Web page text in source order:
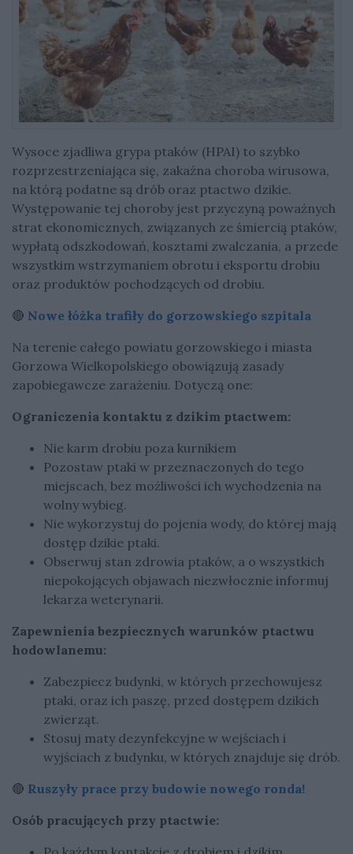
Wysoce zjadliwa grypa ptaków (HPAI) to szybko
rozprzestrzeniająca się, zakaźna choroba wirusowa,
na którą podatne są drób oraz ptactwo dzikie.
Występowanie tej choroby jest przyczyną poważnych
strat ekonomicznych, związanych ze śmiercią ptaków,
wypłatą odszkodowań, kosztami zwalczania, a przede
wszystkim wstrzymaniem obrotu i eksportu drobiu
oraz produktów pochodzących od drobiu.
🔴 Nowe łóżka trafiły do gorzowskiego szpitala
Na terenie całego powiatu gorzowskiego i miasta
Gorzowa Wielkopolskiego obowiązują zasady
zapobiegawcze zarażeniu. Dotyczą one:
Ograniczenia kontaktu z dzikim ptactwem:
Nie karm drobiu poza kurnikiem
Pozostaw ptaki w przeznaczonych do tego
miejscach, bez możliwości ich wychodzenia na
wolny wybieg.
Nie wykorzystuj do pojenia wody, do której mają
dostęp dzikie ptaki.
Obserwuj stan zdrowia ptaków, a o wszystkich
niepokojących objawach niezwłocznie informuj
lekarza weterynarii.
Zapewnienia bezpiecznych warunków ptactwu
hodowlanemu:
Zabezpiecz budynki, w których przechowujesz
ptaki, oraz ich paszę, przed dostępem dzikich
zwierząt.
Stosuj maty dezynfekcyjne w wejściach i
wyjściach z budynku, w których znajduje się drób.
🔴 Ruszyły prace przy budowie nowego ronda!
Osób pracujących przy ptactwie: